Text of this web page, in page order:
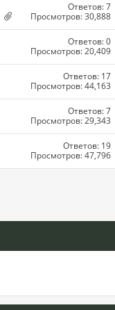
Ответов: 7
Просмотров: 30,888
Ответов: 0
Просмотров: 20,409
Ответов: 17
Просмотров: 44,163
Ответов: 7
Просмотров: 29,343
Ответов: 19
Просмотров: 47,796